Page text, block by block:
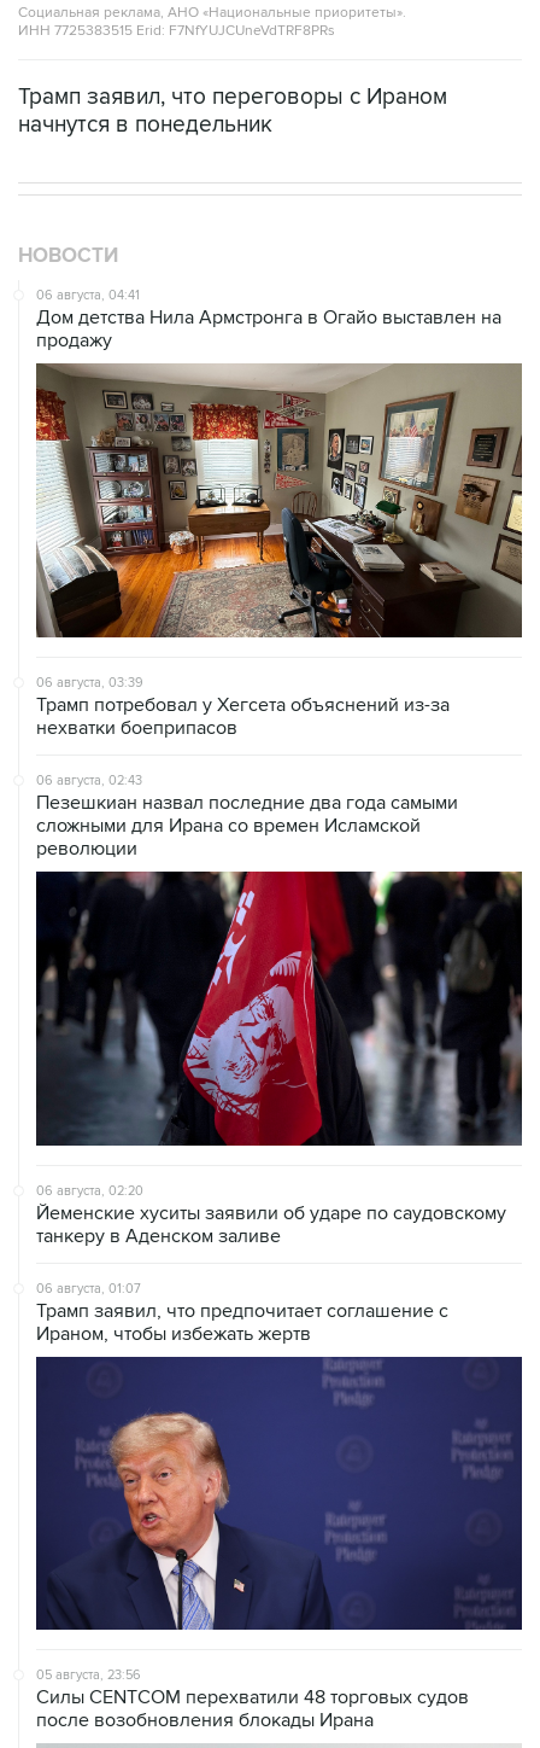
Социальная реклама, АНО «Национальные приоритеты».
ИНН 7725383515 Erid: F7NfYUJCUneVdTRF8PRs
Трамп заявил, что переговоры с Ираном
начнутся в понедельник
НОВОСТИ
06 августа, 04:41
Дом детства Нила Армстронга в Огайо выставлен на
продажу
06 августа, 03:39
Трамп потребовал у Хегсета объяснений из-за
нехватки боеприпасов
06 августа, 02:43
Пезешкиан назвал последние два года самыми
сложными для Ирана со времен Исламской
революции
06 августа, 02:20
Йеменские хуситы заявили об ударе по саудовскому
танкеру в Аденском заливе
06 августа, 01:07
Трамп заявил, что предпочитает соглашение с
Ираном, чтобы избежать жертв
05 августа, 23:56
Силы CENTCOM перехватили 48 торговых судов
после возобновления блокады Ирана